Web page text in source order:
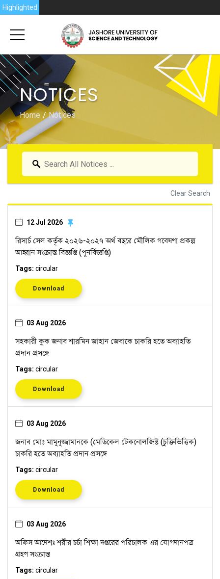
Highlighted
NOTICES
Home Notices
Clear Search
12 Jul 2026
রিসার্চ সেল কর্তৃক ২০২৬-২০২৭ অর্থ বছরে মৌলিক গবেষণা প্রকল্প
আহ্বান সংক্রান্ত বিজ্ঞপ্তি (পুনর্বিজ্ঞপ্তি)
Tags: circular
Download
03 Aug 2026
সহকারী কুক জনাব শারমিন জাহান জেবাকে চাকরি হতে অব্যাহতি
প্রদান প্রসঙ্গে
Tags: circular
Download
03 Aug 2026
জনাব মোঃ মামুনুজ্জামানকে (মেডিকেল টেকনোলজিস্ট (চুক্তিভিত্তিক)
চাকরি হতে অব্যাহতি প্রদান প্রসঙ্গে
Tags: circular
Download
03 Aug 2026
অফিস আদেশঃ শরীর চর্চা শিক্ষা দপ্তরের পরিচালক এর যোগদানপত্র
গ্রহণ সংক্রান্ত
Tags: circular